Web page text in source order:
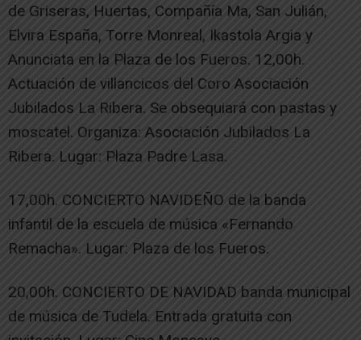
de Griseras, Huertas, Compañía Ma, San Julián,
Elvira España, Torre Monreal, Ikastola Argia y
Anunciata en la Plaza de los Fueros. 12,00h.
Actuación de villancicos del Coro Asociación
Jubilados La Ribera. Se obsequiará con pastas y
moscatel. Organiza: Asociación Jubilados La
Ribera. Lugar: Plaza Padre Lasa.
17,00h. CONCIERTO NAVIDEÑO de la banda
infantil de la escuela de música «Fernando
Remacha». Lugar: Plaza de los Fueros.
20,00h. CONCIERTO DE NAVIDAD banda municipal
de música de Tudela. Entrada gratuita con